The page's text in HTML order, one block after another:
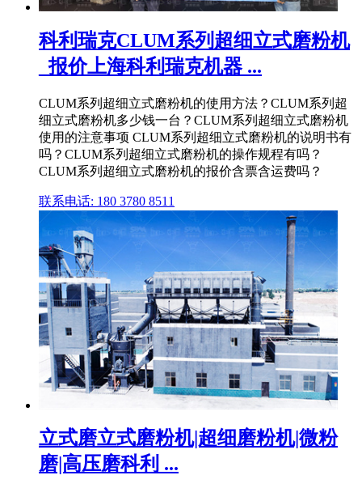
科利瑞克CLUM系列超细立式磨粉机
_报价上海科利瑞克机器 ...
CLUM系列超细立式磨粉机的使用方法？CLUM系列超
细立式磨粉机多少钱一台？CLUM系列超细立式磨粉机
使用的注意事项 CLUM系列超细立式磨粉机的说明书有
吗？CLUM系列超细立式磨粉机的操作规程有吗？
CLUM系列超细立式磨粉机的报价含票含运费吗？
联系电话: 180 3780 8511
立式磨立式磨粉机|超细磨粉机|微粉
磨|高压磨科利 ...